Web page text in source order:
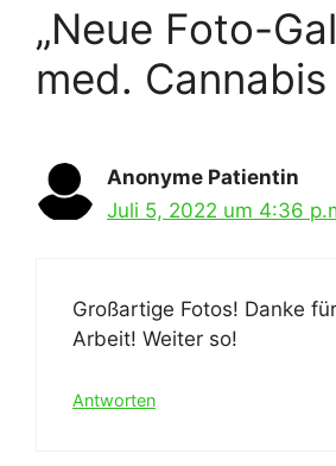
„Neue Foto-
med. Cannabis
Anonyme Patientin
Juli 5, 2022 um 4:36
Großartige Fotos! Danke
Arbeit! Weiter so!
Antworten